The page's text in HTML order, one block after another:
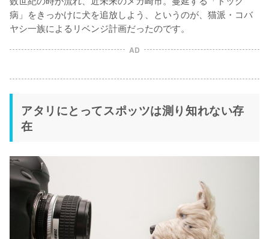
病」をきっかけに犬を追放しよう、というのが、猫派・コバ
ヤシ一族によるリベンジ計画だったのです。
AD
アタリにとってスポッツは測り知れない存
在